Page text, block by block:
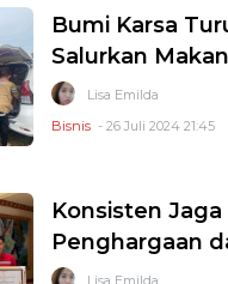
Bumi Karsa
Salurkan
Lisa Emilda
Bisnis - 26 Juli 2024 21:45
Konsisten
Penghargaan
Lisa Emilda